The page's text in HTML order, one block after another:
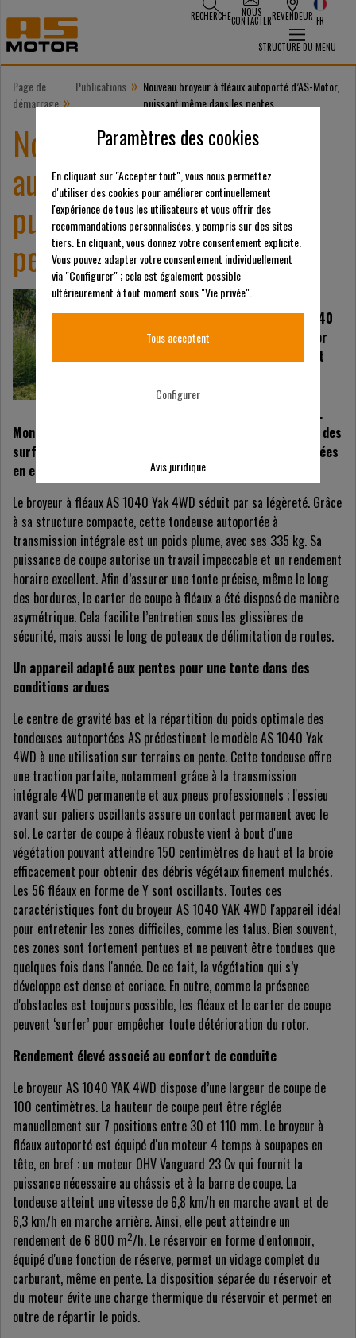
RECHERCHE NOUS
CONTACTERREVENDEUR FR
STRUCTURE DU MENU
Page de
démarrage »
Publications » Nouveau broyeur à fléaux autoporté d’AS-Motor,
puissant même dans les pentes
Nouveau broyeur à fléaux
autoporté d’AS-Motor,
puissant même dans les
pentes
Le nouveau broyeur à
fléaux autoporté AS 1040
Yak 4WD signé AS-Motor
associe performance et
excellente capacité
d'ascension des pentes.
Monté sur quatre roues motrices, il permet d’entretenir des
surfaces, même pentues, négligées depuis plusieurs années
en envahies d’herbes hautes.
Le broyeur à fléaux AS 1040 Yak 4WD séduit par sa légèreté. Grâce
à sa structure compacte, cette tondeuse autoportée à
transmission intégrale est un poids plume, avec ses 335 kg. Sa
puissance de coupe autorise un travail impeccable et un rendement
horaire excellent. Afin d’assurer une tonte précise, même le long
des bordures, le carter de coupe à fléaux a été disposé de manière
asymétrique. Cela facilite l’entretien sous les glissières de
sécurité, mais aussi le long de poteaux de délimitation de routes.
Un appareil adapté aux pentes pour une tonte dans des
conditions ardues
Le centre de gravité bas et la répartition du poids optimale des
tondeuses autoportées AS prédestinent le modèle AS 1040 Yak
4WD à une utilisation sur terrains en pente. Cette tondeuse offre
une traction parfaite, notamment grâce à la transmission
intégrale 4WD permanente et aux pneus professionnels ; l'essieu
avant sur paliers oscillants assure un contact permanent avec le
sol. Le carter de coupe à fléaux robuste vient à bout d'une
végétation pouvant atteindre 150 centimètres de haut et la broie
efficacement pour obtenir des débris végétaux finement mulchés.
Les 56 fléaux en forme de Y sont oscillants. Toutes ces
caractéristiques font du broyeur AS 1040 YAK 4WD l'appareil idéal
pour entretenir les zones difficiles, comme les talus. Bien souvent,
ces zones sont fortement pentues et ne peuvent être tondues que
quelques fois dans l'année. De ce fait, la végétation qui s’y
développe est dense et coriace. En outre, comme la présence
d'obstacles est toujours possible, les fléaux et le carter de coupe
peuvent ‘surfer’ pour empêcher toute détérioration du rotor.
Rendement élevé associé au confort de conduite
Le broyeur AS 1040 YAK 4WD dispose d’une largeur de coupe de
100 centimètres. La hauteur de coupe peut être réglée
manuellement sur 7 positions entre 30 et 110 mm. Le broyeur à
fléaux autoporté est équipé d'un moteur 4 temps à soupapes en
tête, en bref : un moteur OHV Vanguard 23 Cv qui fournit la
puissance nécessaire au châssis et à la barre de coupe. La
tondeuse atteint une vitesse de 6,8 km/h en marche avant et de
6,3 km/h en marche arrière. Ainsi, elle peut atteindre un
rendement de 6 800 m2/h. Le réservoir en forme d'entonnoir,
équipé d'une fonction de réserve, permet un vidage complet du
carburant, même en pente. La disposition séparée du réservoir et
du moteur évite une charge thermique du réservoir et permet en
outre de répartir le poids.
Paramètres des cookies
En cliquant sur "Accepter tout", vous nous permettez
d'utiliser des cookies pour améliorer continuellement
l'expérience de tous les utilisateurs et vous offrir des
recommandations personnalisées, y compris sur des sites
tiers. En cliquant, vous donnez votre consentement explicite.
Vous pouvez adapter votre consentement individuellement
via "Configurer" ; cela est également possible
ultérieurement à tout moment sous "Vie privée".
Tous acceptent
Configurer
Avis juridique